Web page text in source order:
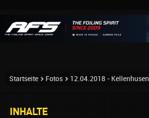
Startseite Fotos 12.04.2018 - Kellenhusen
INHALTE